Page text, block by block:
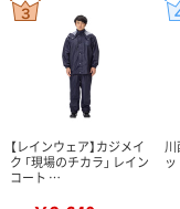
【レインウェア】カジメイ
ク 「現場のチカラ」 レイン
コート …